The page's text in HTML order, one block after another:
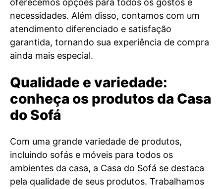
oferecemos opções para todos os gostos e
necessidades. Além disso, contamos com um
atendimento diferenciado e satisfação
garantida, tornando sua experiência de compra
ainda mais especial.
Qualidade e variedade:
conheça os produtos da Casa
do Sofá
Com uma grande variedade de produtos,
incluindo sofás e móveis para todos os
ambientes da casa, a Casa do Sofá se destaca
pela qualidade de seus produtos. Trabalhamos